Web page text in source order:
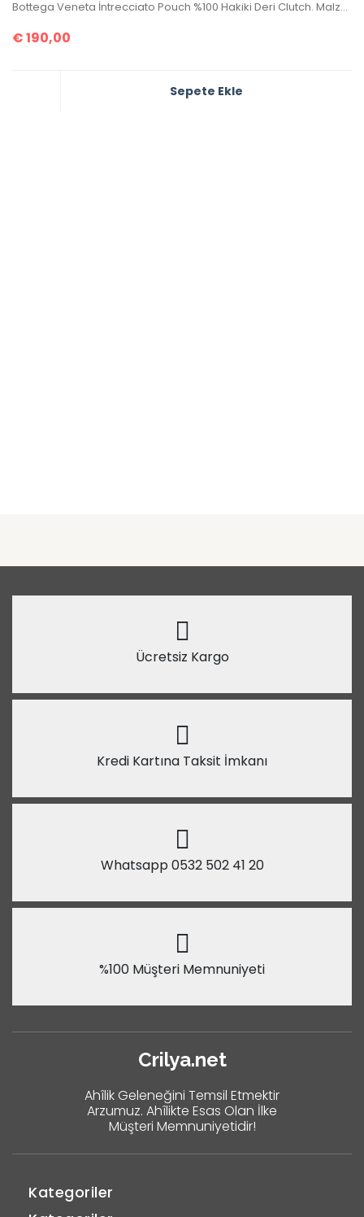
Bottega Veneta İntrecciato Pouch %100 Hakiki Deri Clutch. Malzemesi el örgüsü, hakiki kuzu derisidir. Ölçüsü 20×15 cm dir. Kutulu, toz torbalı, sertifikalıdır.
€190,00
Sepete Ekle
Ücretsiz Kargo
Kredi Kartına Taksit İmkanı
Whatsapp 0532 502 41 20
%100 Müşteri Memnuniyeti
Crilya.net
Ahîlik Geleneğini Temsil Etmektir
Arzumuz. Ahîlikte Esas Olan İlke
Müşteri Memnuniyetidir!
Kategoriler